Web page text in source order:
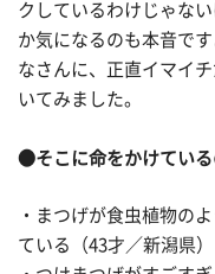
クしているわけじゃな
か気になるのも本音で
なさんに、正直イマイ
いてみました。
●そこに命をかけてい
・まつげが食虫植物の
ている（43才／新潟県）